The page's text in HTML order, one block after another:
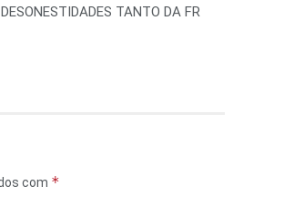
TANTO DA FR
com *